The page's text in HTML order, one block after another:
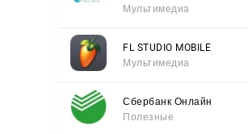
Мультимедиа
FL STUDIO MOBILE
Мультимедиа
Сбербанк Онлайн
Полезные